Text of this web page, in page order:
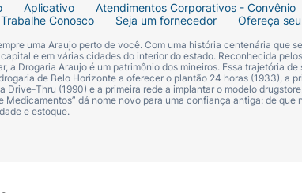
Aplicativo Atendimentos Corporativos - Convênio
Trabalhe Conosco Seja um fornecedor Ofereça
uma Araujo perto de você. Com uma história centenária que
e em várias cidades do interior do estado. Reconhecida
a Drogaria Araujo é um patrimônio dos mineiros. Essa trajetória
de Belo Horizonte a oferecer o plantão 24 horas (1933), a
Drive-Thru (1990) e a primeira rede a implantar o modelo
Medicamentos” dá nome novo para uma confiança antiga: de
e estoque.